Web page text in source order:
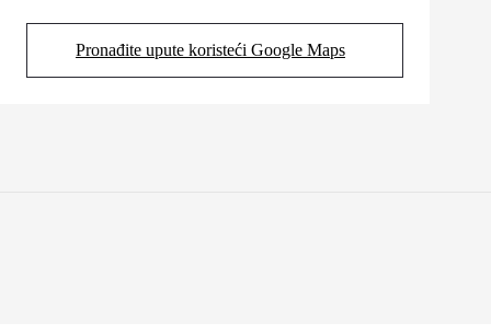
Pronađite upute koristeći Google Maps
(Opens in new tab)